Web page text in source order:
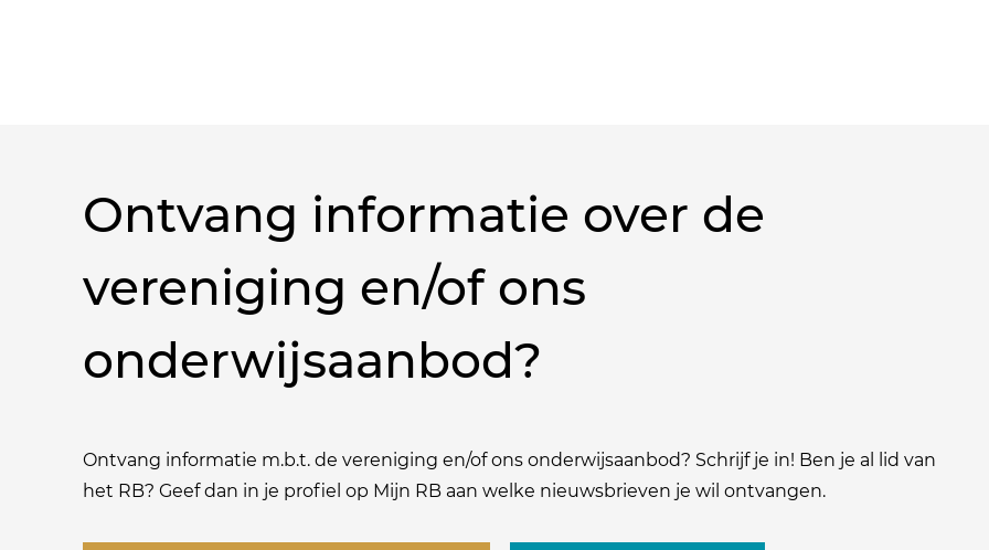
Ontvang informatie over de
vereniging en/of ons
onderwijsaanbod?
Ontvang informatie m.b.t. de vereniging en/of ons onderwijsaanbod? Schrijf je in! Ben je al lid van
het RB? Geef dan in je profiel op Mijn RB aan welke nieuwsbrieven je wil ontvangen.